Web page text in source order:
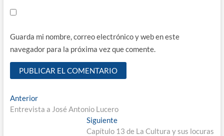
Guarda mi nombre, correo electrónico y web en este
navegador para la próxima vez que comente.
Navegación
de
AnteriorEntrada
anterior:
Entrevista a José Antonio Lucero
SiguienteEntrada
siguiente:
Capítulo 13 de La Cultura y sus locuras